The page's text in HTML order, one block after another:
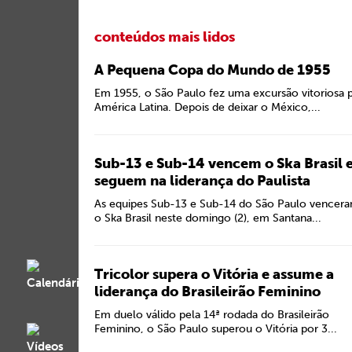
conteúdos mais lidos
A Pequena Copa do Mundo de 1955
Em 1955, o São Paulo fez uma excursão vitoriosa
América Latina. Depois de deixar o México,...
Sub-13 e Sub-14 vencem o Ska Brasil
seguem na liderança do Paulista
As equipes Sub-13 e Sub-14 do São Paulo
o Ska Brasil neste domingo (2), em Santana...
Tricolor supera o Vitória e assume a
liderança do Brasileirão Feminino
Em duelo válido pela 14ª rodada do Brasileirão
Feminino, o São Paulo superou o Vitória por 3...